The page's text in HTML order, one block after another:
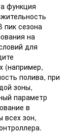
функция
сезона
на
для
(например,
полива, при
зоны,
параметр
в
всех зон,